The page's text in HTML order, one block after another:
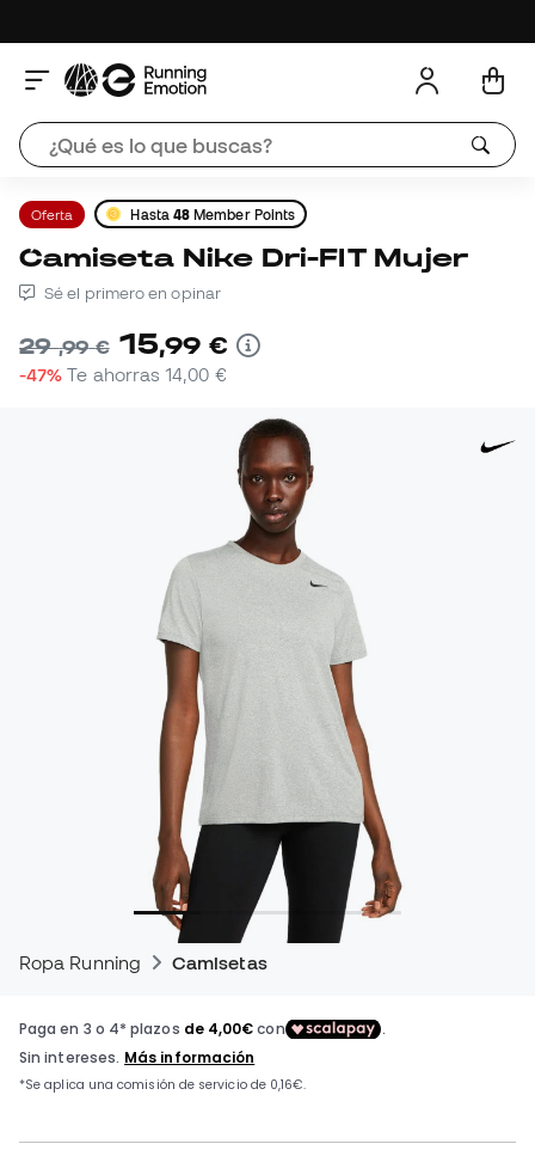
Oferta Hasta 48 Member Points
Camiseta Nike Dri-FIT Mujer
Sé el primero en opinar
29,99 € 15,99 €
-47% Te ahorras14,00 €
Ropa Running Camisetas